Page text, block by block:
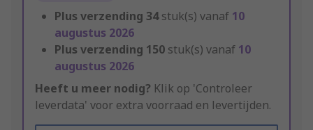
Plus verzending 34stuk(s) vanaf 10
augustus 2026
Plus verzending 150 stuk(s) vanaf 10
augustus 2026
Heeft u meer nodig? Klik op 'Controleer
leverdata' voor extra voorraad en levertijden.